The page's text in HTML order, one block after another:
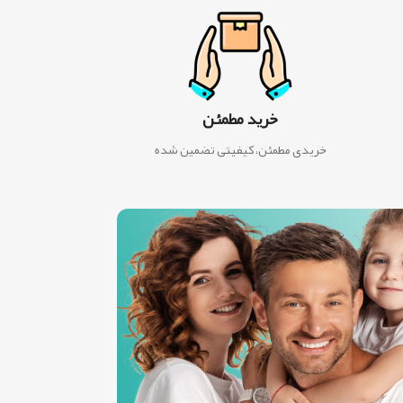
خرید مطمئن
خریدی مطمئن، کیفیتی تضمین شده